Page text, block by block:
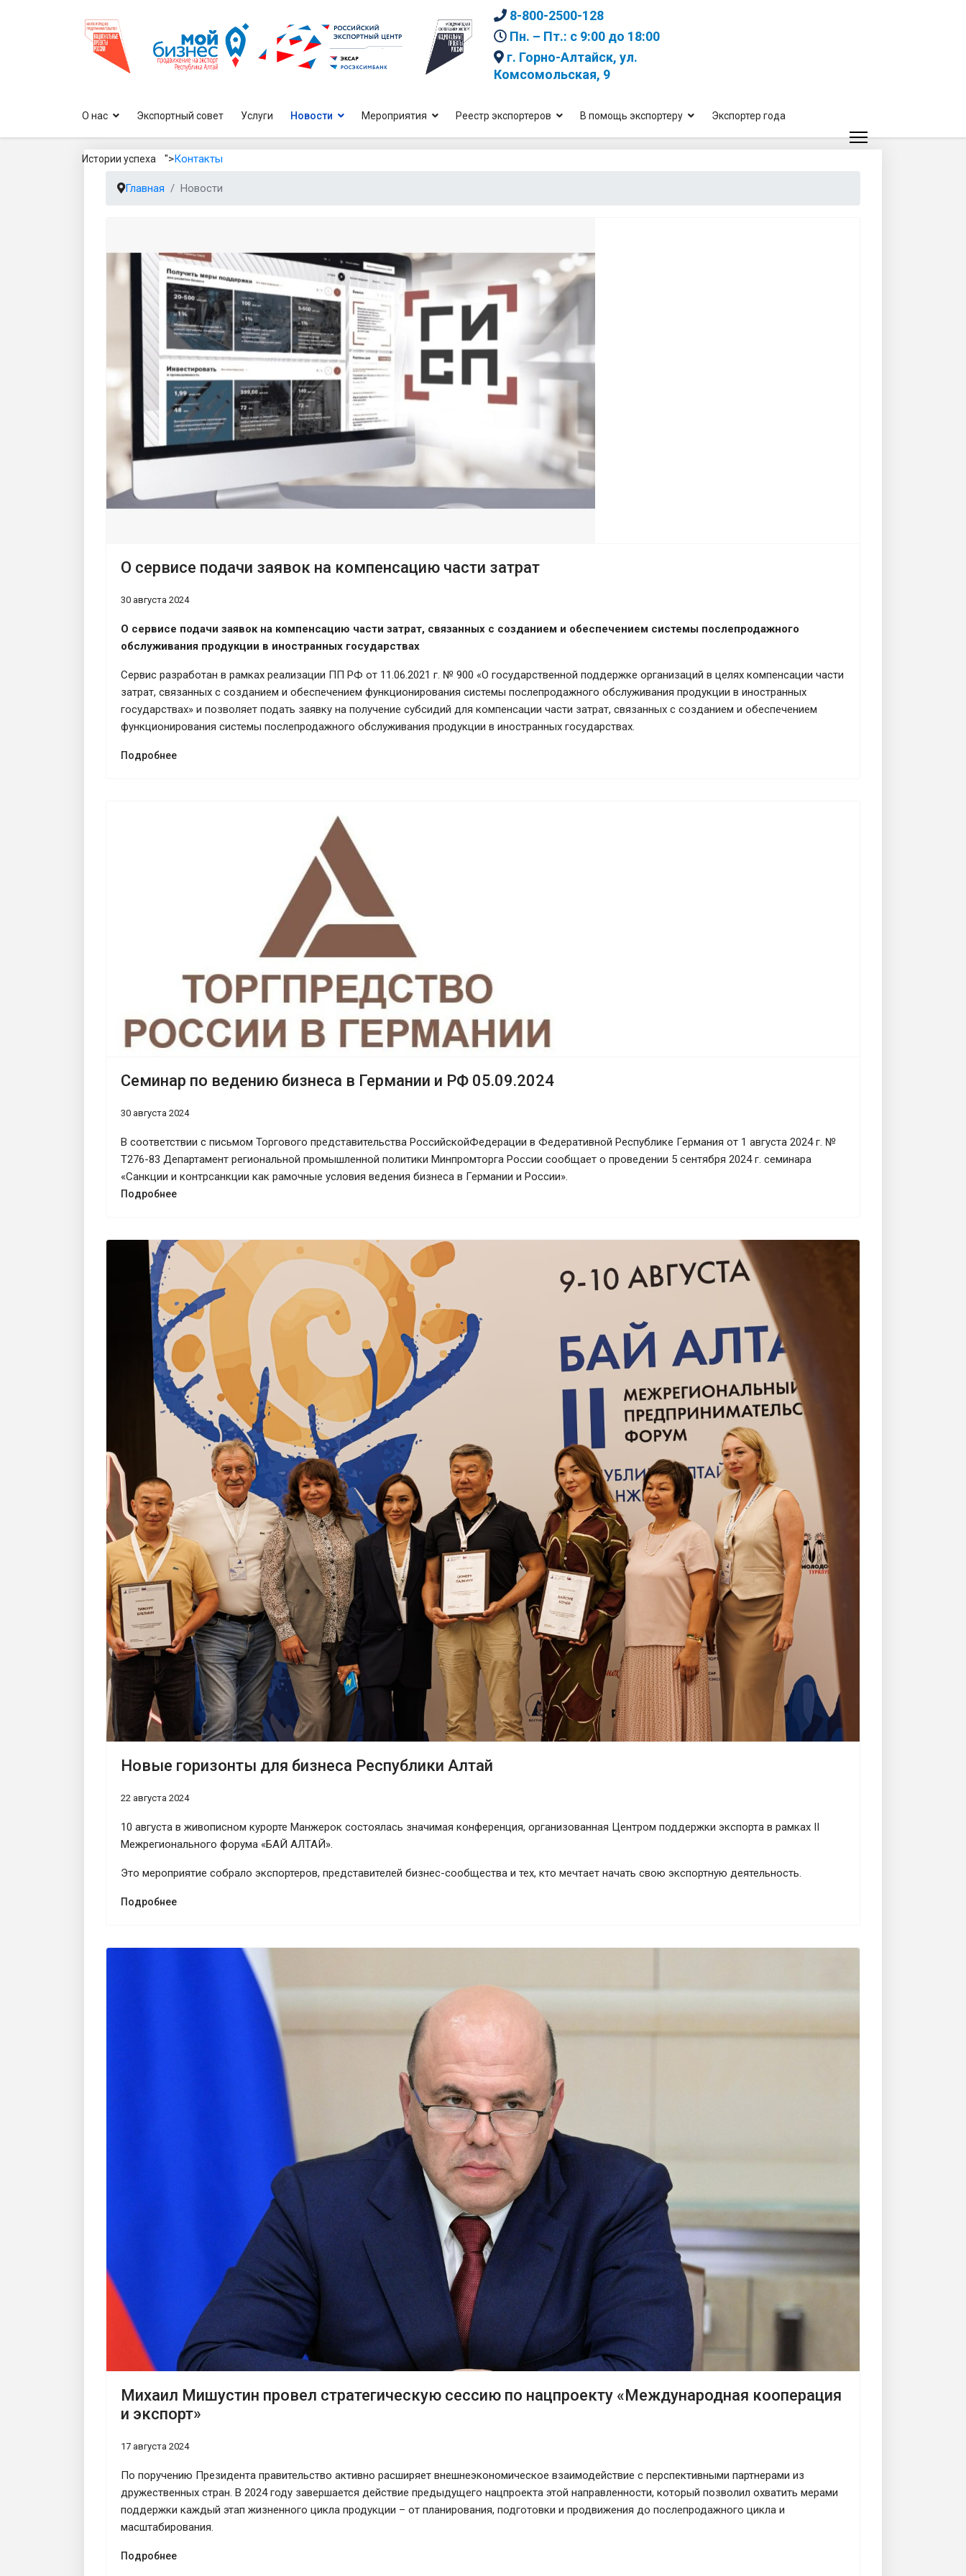
8-800-2500-128
Пн. – Пт.: с 9:00 до 18:00
г. Горно-Алтайск, ул.
Комсомольская, 9
О нас Экспортный совет Услуги Новости Мероприятия Реестр экспортеров В помощь экспортеру Экспортер года
Истории успеха ">Контакты
Главная Новости
О сервисе подачи заявок на компенсацию части затрат
30 августа 2024
О сервисе подачи заявок на компенсацию части затрат, связанных с созданием и обеспечением системы послепродажного
обслуживания продукции в иностранных государствах
Сервис разработан в рамках реализации ПП РФ от 11.06.2021 г. № 900 «О государственной поддержке организаций в целях компенсации части
затрат, связанных с созданием и обеспечением функционирования системы послепродажного обслуживания продукции в иностранных
государствах» и позволяет подать заявку на получение субсидий для компенсации части затрат, связанных с созданием и обеспечением
функционирования системы послепродажного обслуживания продукции в иностранных государствах.
Подробнее
Семинар по ведению бизнеса в Германии и РФ 05.09.2024
30 августа 2024
В соответствии с письмом Торгового представительства РоссийскойФедерации в Федеративной Республике Германия от 1 августа 2024 г. №
Т276-83 Департамент региональной промышленной политики Минпромторга России сообщает о проведении 5 сентября 2024 г. семинара
«Санкции и контрсанкции как рамочные условия ведения бизнеса в Германии и России».
Подробнее
Новые горизонты для бизнеса Республики Алтай
22 августа 2024
10 августа в живописном курорте Манжерок состоялась значимая конференция, организованная Центром поддержки экспорта в рамках II
Межрегионального форума «БАЙ АЛТАЙ».
Это мероприятие собрало экспортеров, представителей бизнес-сообщества и тех, кто мечтает начать свою экспортную деятельность.
Подробнее
Михаил Мишустин провел стратегическую сессию по нацпроекту «Международная кооперация
и экспорт»
17 августа 2024
По поручению Президента правительство активно расширяет внешнеэкономическое взаимодействие с перспективными партнерами из
дружественных стран. В 2024 году завершается действие предыдущего нацпроекта этой направленности, который позволил охватить мерами
поддержки каждый этап жизненного цикла продукции – от планирования, подготовки и продвижения до послепродажного цикла и
масштабирования.
Подробнее